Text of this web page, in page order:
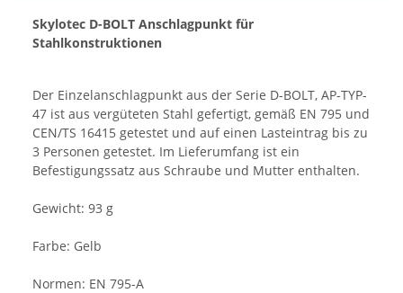
Skylotec D-BOLT Anschlagpunkt für
Stahlkonstruktionen
Der Einzelanschlagpunkt aus der Serie D-BOLT, AP-TYP-
47 ist aus vergüteten Stahl gefertigt, gemäß EN 795 und
CEN/TS 16415 getestet und auf einen Lasteintrag bis zu
3 Personen getestet. Im Lieferumfang ist ein
Befestigungssatz aus Schraube und Mutter enthalten.
Gewicht: 93 g
Farbe: Gelb
Normen: EN 795-A